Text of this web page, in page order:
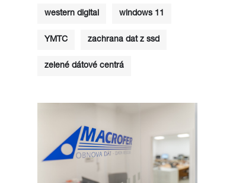
western digital windows 11
YMTC zachrana dat z ssd
zelené dátové centrá